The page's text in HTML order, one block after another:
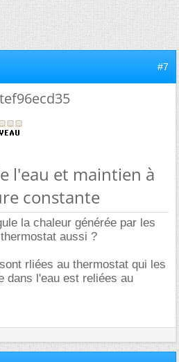
#7
l'eau et maintien à
constante
la chaleur générée par les
aussi ?
rliées au thermostat qui les
dans l'eau est reliées au